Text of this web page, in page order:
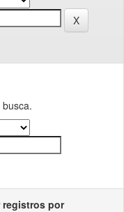
registros por